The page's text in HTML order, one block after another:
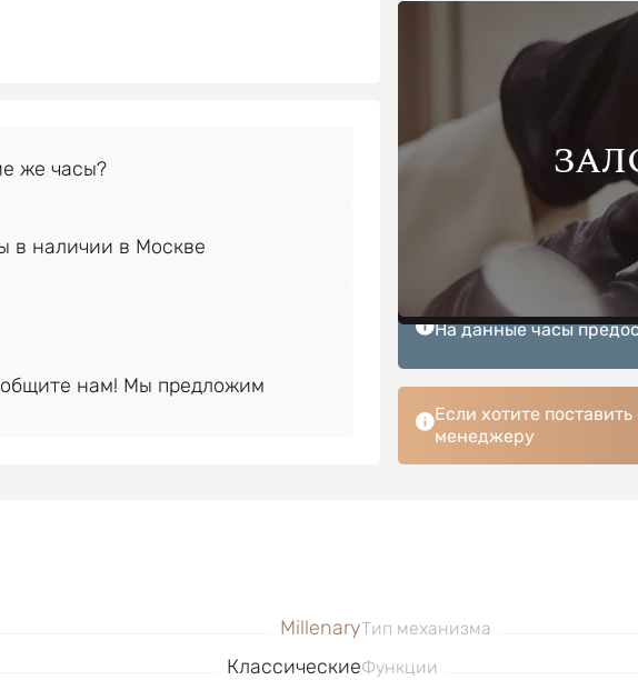
Хотите продать такие же часы?
нам! Мы предложим
На данные часы
Если хотите
менеджеру
Millenary
Классические
Тип механизма
Функции